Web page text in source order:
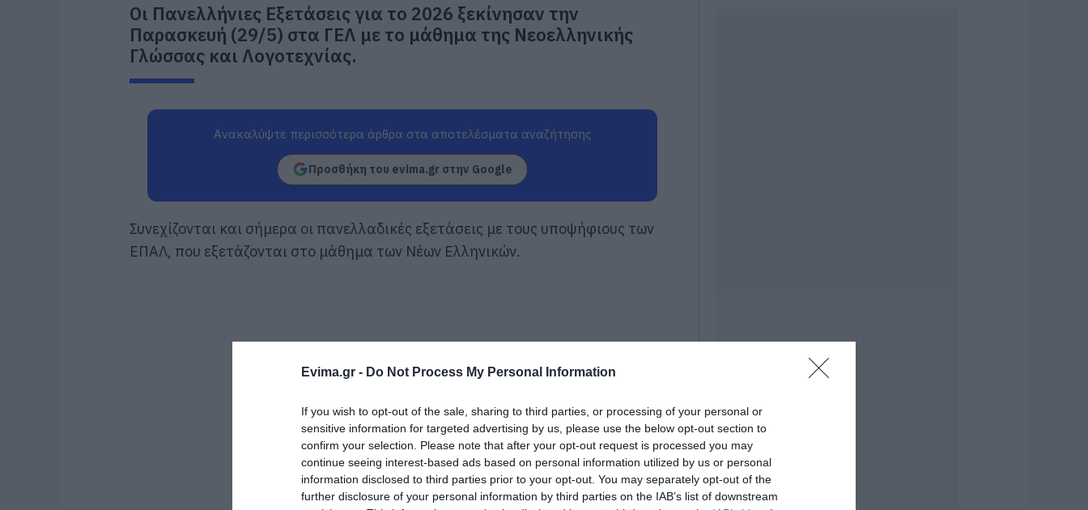
Evima.gr - Do Not Process My Personal Information
If you wish to opt-out of the sale, sharing to third parties, or processing of your personal or
sensitive information for targeted advertising by us, please use the below opt-out section to
confirm your selection. Please note that after your opt-out request is processed you may
continue seeing interest-based ads based on personal information utilized by us or personal
information disclosed to third parties prior to your opt-out. You may separately opt-out of the
further disclosure of your personal information by third parties on the IAB’s list of downstream
Οι Πανελλήνιες Εξετάσεις για το 2026 ξεκίνησαν την
Παρασκευή (29/5) στα ΓΕΛ με το μάθημα της Νεοελληνικής
Γλώσσας και Λογοτεχνίας.
Ανακαλύψτε περισσότερα άρθρα στα αποτελέσματα αναζήτησης
Προσθήκη του evima.gr στην Google
Συνεχίζονται και σήμερα οι πανελλαδικές εξετάσεις με τους υποψήφιους των
ΕΠΑΛ, που εξετάζονται στο μάθημα των Νέων Ελληνικών.
Δείτε τι έκανε
Μητέρα και γιος οι
σύγκρουση
αυτοκινήτου με
φορτηγό
07.08.2026 | 19:40